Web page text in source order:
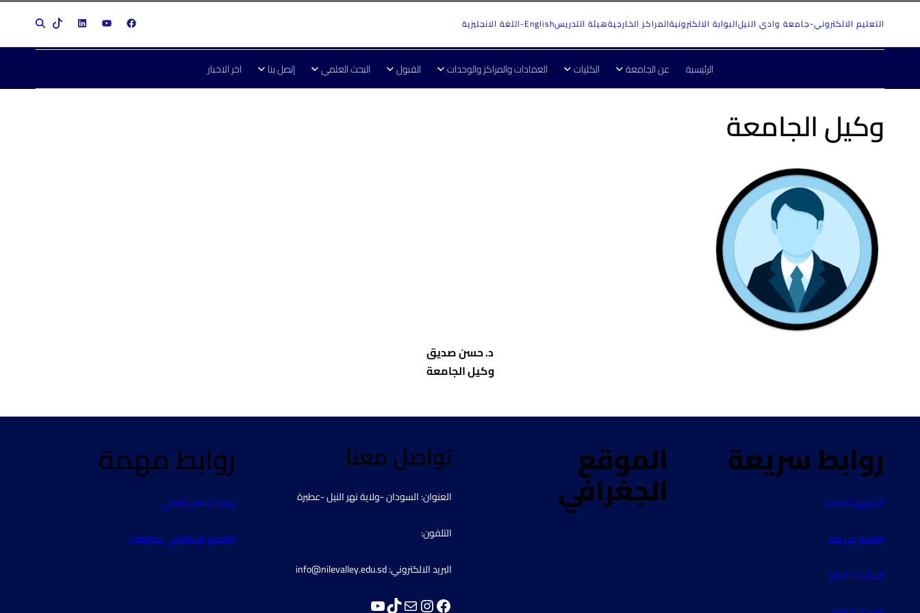
التعليم الالكتروني-جامعة وادي النيلالبوابة الالكترونيةالمراكز الخارجيةهيئة التدريسEnglish-اللغة الانجليزية
الرئيسية عن الجامعة الكليات العمادات والمراكز والوحدات القبول البحث العلمي إتصل بنا اخر الاخبار
وكيل الجامعة
د. حسن صديق
وكيل الجامعة
روابط سريعة
الشؤون العلمية
التعليم عن بعد
الدراسات العليا
الموقع
الجغرافي
تواصل معنا
العنوان: السودان -ولاية نهر النيل -عطبرة
التلفون:
البريد الالكتروني: info@nilevalley.edu.sd
روابط مهمة
وزارة التعليم العالي
التقديم الإلكتروني للجامعات